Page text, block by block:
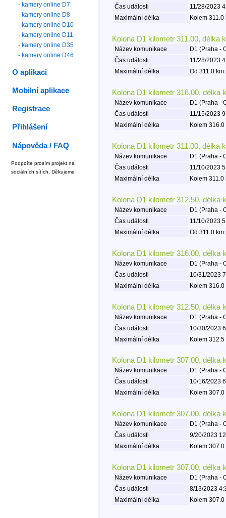
Čas události
11/28/2023
Maximální délka
Kolem
Kolona D1 kilometr 311.00, délka
Název komunikace
D1 (Praha -
Čas události
11/28/2023
Maximální délka
Od 311.0
Kolona D1 kilometr 316.00, délka
Název komunikace
D1 (Praha -
Čas události
11/15/2023
Maximální délka
Kolem
Kolona D1 kilometr 311.00, délka
Název komunikace
D1 (Praha -
Čas události
11/10/2023
Maximální délka
Kolem
Kolona D1 kilometr 312.50, délka
Název komunikace
D1 (Praha -
Čas události
11/10/2023
Maximální délka
Od 311.0
Kolona D1 kilometr 316.00, délka
Název komunikace
D1 (Praha -
Čas události
10/31/2023
Maximální délka
Kolem
Kolona D1 kilometr 312.50, délka
Název komunikace
D1 (Praha -
Čas události
10/30/2023
Maximální délka
Kolem
Kolona D1 kilometr 307.00, délka
Název komunikace
D1 (Praha -
Čas události
10/16/2023
Maximální délka
Kolem
Kolona D1 kilometr 307.00, délka
Název komunikace
D1 (Praha -
Čas události
9/20/2023
Maximální délka
Kolem
Kolona D1 kilometr 307.00, délka
Název komunikace
D1 (Praha -
Čas události
8/13/2023
Maximální délka
Kolem
- kamery online D7
- kamery online D8
- kamery online D10
- kamery online D11
- kamery online D35
- kamery online D46
O aplikaci
Mobilní aplikace
Registrace
Přihlášení
Nápověda / FAQ
Podpořte prosím projekt na
sociálních sítích. Děkujeme